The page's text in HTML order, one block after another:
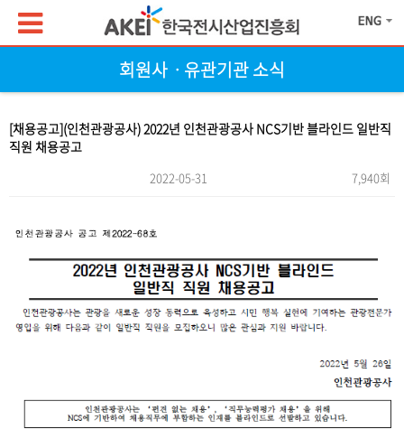
회원사ㆍ유관기관 소식
[채용공고](인천관광공사) 2022년 인천관광공사 NCS기반 블라인드 일반직
직원 채용공고
2022-05-31 7,940회
본문